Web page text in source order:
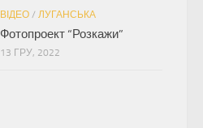
ВІДЕО / ЛУГАНСЬКА
Фотопроект “Розкажи”
13 ГРУ, 2022